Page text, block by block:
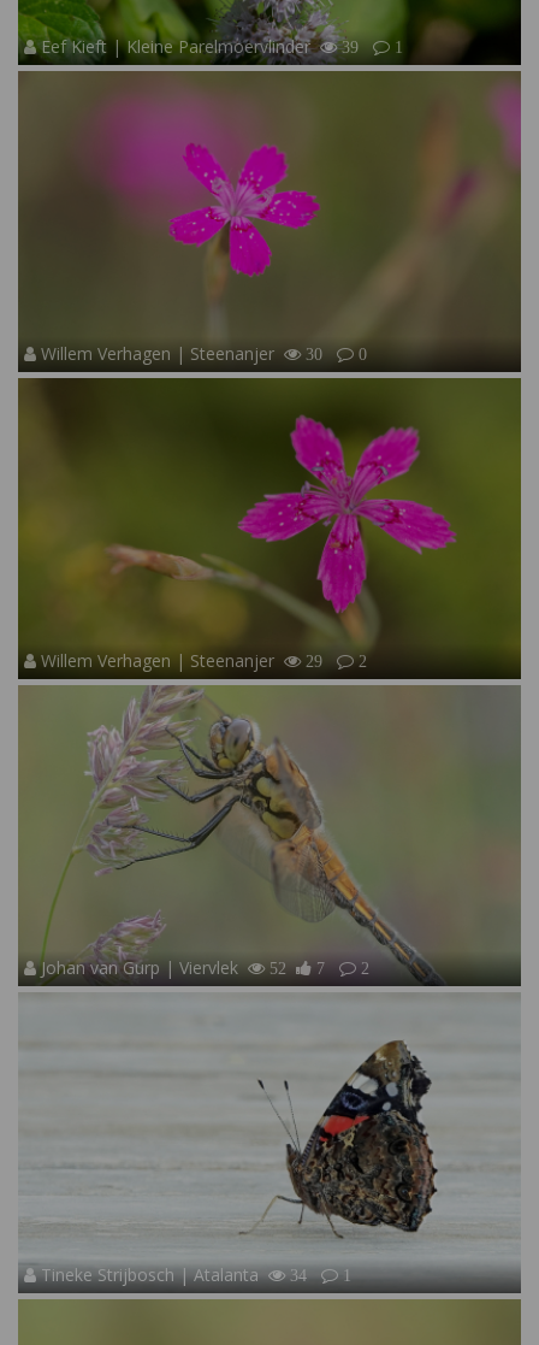
Eef Kieft | Kleine Parelmoervlinder 39 1
Willem Verhagen | Steenanjer 30 0
Willem Verhagen | Steenanjer 29 2
Johan van Gurp | Viervlek 52 7 2
Tineke Strijbosch | Atalanta 34 1